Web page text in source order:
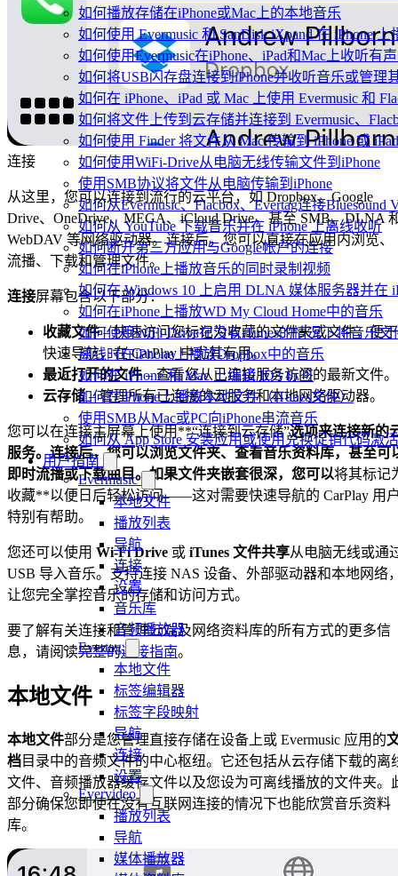
如何播放存储在iPhone或Mac上的本地音乐
如何使用 Evermusic 和 SanDisk iXpand 在 iPhone
如何使用Evermusic在iPhone、iPad和Mac上收听有
如何将USB闪存盘连接到iPhone并收听音乐或管理
如何在 iPhone、iPad 或 Mac 上使用 Evermusic 和
如何将文件上传到云存储并连接到 Evermusic、
如何使用 Finder 将文件从 Mac 传输到 iPhone 或 iPad
如何使用WiFi-Drive从电脑无线传输文件到iPhone
使用SMB协议将文件从电脑传输到iPhone
如何从Evermusic、Flacbox、Evertag连接
如何从 YouTube 下载音乐并在 iPhone 上离线收听
如何断开第三方应用与Google帐户的连接
如何在iPhone上播放音乐的同时录制视频
如何在 Windows 10 上启用 DLNA 媒体服务器并在
如何在iPhone上播放WD My Cloud Home中的音乐
如何使用WiFi-Drive在没有iTunes的情况下将音乐文
离线时在iPhone上播放Dropbox中的音乐
如何在 iPhone 和 Mac 上编辑 ID3 标签
如何在iPhone上播放本地文件（iTunes文件）
使用SMB从Mac或PC向iPhone串流音乐
如何从 App Store 安装应用或使用兑换促销代码激
用户指南
Evermusic
本地文件
播放列表
导航
连接
设置
音乐库
音频播放器
Evertag
本地文件
标签编辑器
标签字段映射
导航
连接
设置
Evervideo
播放列表
导航
媒体播放器
连接
从这里，您可以连接到流行的云平台，如 Dropbox、Google
Drive、OneDrive、MEGA、iCloud Drive，甚至 SMB、DLNA
WebDAV 等网络驱动器。连接后，您可以直接在应用内浏览、
流播、下载和管理文件。
连接屏幕包含以下部分：
收藏文件– 快速访问您标记为收藏的文件夹或文件，便于
快速导航，在 CarPlay 中尤其有用。
最近打开的文件– 查看您从已连接服务访问的最新文件。
云存储– 管理所有已连接的云服务和本地网络驱动器。
您可以在连接主屏幕上使用**“连接到云存储”选项来连接新的
服务。连接后，您可以浏览文件夹、查看音乐资料库，甚至可
即时流播或下载曲目。如果文件夹嵌套很深，您可以将其标记
收藏**以便日后轻松访问——这对需要快速导航的 CarPlay 用
特别有帮助。
您还可以使用 Wi-Fi Drive 或 iTunes 文件共享从电脑无线或通
USB 导入音乐。支持连接 NAS 设备、外部驱动器和本地网络
让您完全掌控音乐的存储和访问方式。
要了解有关连接和管理云端及网络资料库的所有方式的更多信
息，请阅读完整的连接指南。
本地文件
本地文件部分是您管理直接存储在设备上或 Evermusic 应用的
档目录中的音频文件的中心枢纽。它还包括从云存储下载的离
文件、音频播放器缓存文件以及您设为可离线播放的文件夹。
部分确保您即使在没有互联网连接的情况下也能欣赏音乐资料
库。